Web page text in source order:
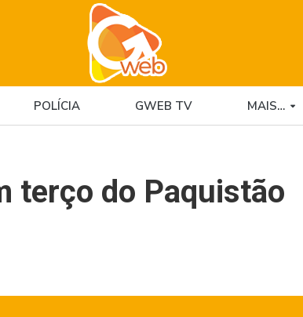
POLÍCIA GWEB TV MAIS…
terço do Paquistão